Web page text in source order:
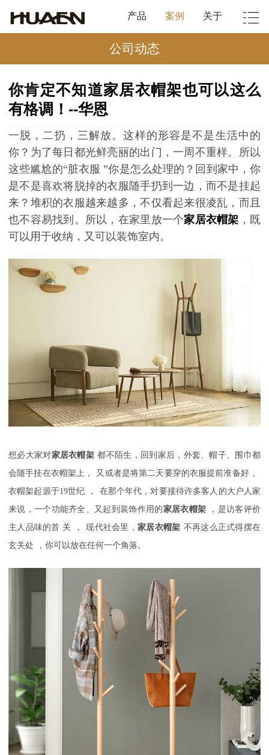
产品 案例 关于
公司动态
你肯定不知道家居衣帽架也可以这么
有格调！--华恩
一脱，二扔，三解放。这样的形容是不是生活中的
你？为了每日都光鲜亮丽的出门，一周 不重样。所以
这些尴尬的“脏衣服 ”你是怎么处理的？回到家中，你
是不是喜欢将脱掉的衣服随手扔到一边，而不是挂起
来？堆积的衣服越来越多，不仅看起来很凌乱，而且
也不容易找到。所以，在家里放一个家居衣帽架 ，既
可以用于收纳，又可以装饰室内。
想必大家对家居衣帽架 都不陌生 ， 回到家后，外套、帽子、围巾都
会随手挂在衣帽架上 ， 又或者是将第二天要穿的衣服提前准备好 。
衣帽架起源于19世纪 ，
在那个年代，对要接待许多客人的大户人家
来说 ， 一个功能齐全、又起到装饰作用的家居衣帽架 ， 是访客评价
主人品味的首 关 ， 现代社会里 ， 家居衣帽架 不再这么正式得摆在
玄关处
， 你可以放在任何一个角落。